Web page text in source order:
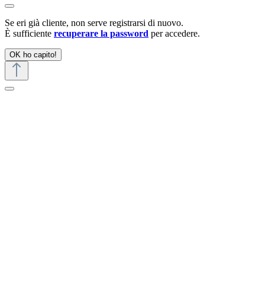
Se eri già cliente, non serve registrarsi di nuovo.
È sufficiente recuperare la password per accedere.
OK ho capito!